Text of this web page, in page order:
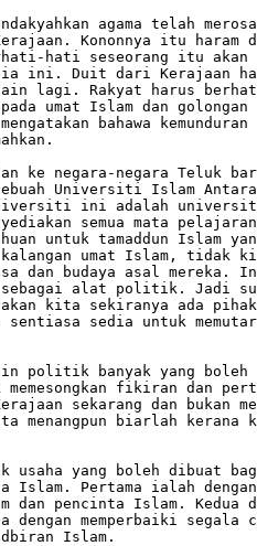
agama telah
Kononnya itu haram
hati seseorang itu akan
ini. Duit dari Kerajaan
lagi. Rakyat harus
umat Islam dan
bahawa
ke negara-negara Teluk
sebuah Universiti Islam
ini adalah universiti
semua mata
untuk tamaddun Islam
umat Islam, tidak
dan budaya asal mereka.
sebagai alat politik. Jadi
kita sekiranya ada
sedia untuk
politik banyak yang boleh
fikiran dan
sekarang dan bukan
menangpun biarlah kerana
usaha yang boleh dibuat
Pertama ialah dengan
dan pencinta Islam. Kedua
dengan memperbaiki segala
Islam.